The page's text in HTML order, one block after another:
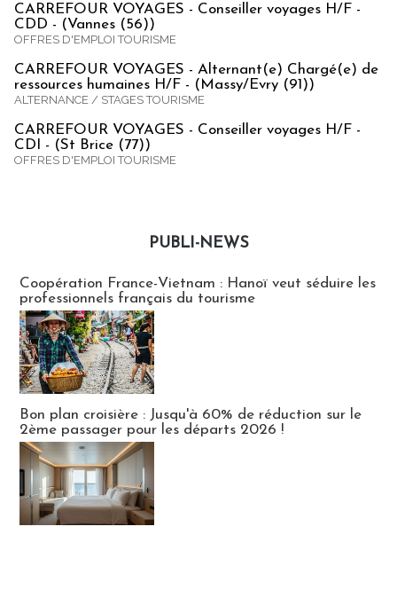
CARREFOUR VOYAGES - Conseiller voyages H/F -
CDD - (Vannes (56))
OFFRES D'EMPLOI TOURISME
CARREFOUR VOYAGES - Alternant(e) Chargé(e) de
ressources humaines H/F - (Massy/Evry (91))
ALTERNANCE / STAGES TOURISME
CARREFOUR VOYAGES - Conseiller voyages H/F -
CDI - (St Brice (77))
OFFRES D'EMPLOI TOURISME
PUBLI-NEWS
Coopération France-Vietnam : Hanoï veut séduire les
professionnels français du tourisme
Bon plan croisière : Jusqu'à 60% de réduction sur le
2ème passager pour les départs 2026 !